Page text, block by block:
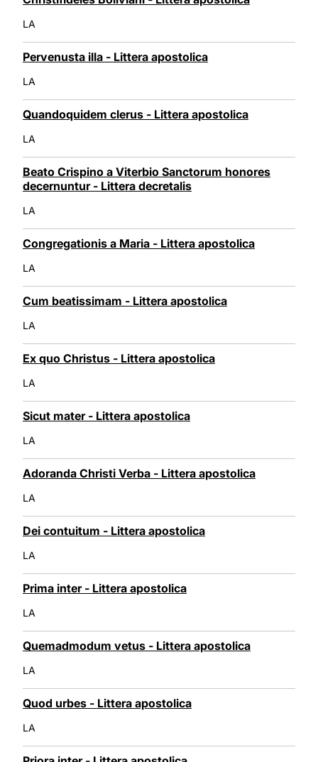
LA
Pervenusta illa - Littera apostolica
LA
Quandoquidem clerus - Littera apostolica
LA
Beato Crispino a Viterbio Sanctorum honores
decernuntur - Littera decretalis
LA
Congregationis a Maria - Littera apostolica
LA
Cum beatissimam - Littera apostolica
LA
Ex quo Christus - Littera apostolica
LA
Sicut mater - Littera apostolica
LA
Adoranda Christi Verba - Littera apostolica
LA
Dei contuitum - Littera apostolica
LA
Prima inter - Littera apostolica
LA
Quemadmodum vetus - Littera apostolica
LA
Quod urbes - Littera apostolica
LA